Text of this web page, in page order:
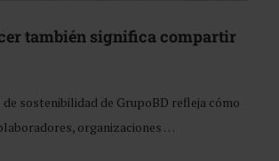
también significa compartir
sostenibilidad de GrupoBD refleja cómo
organizaciones …